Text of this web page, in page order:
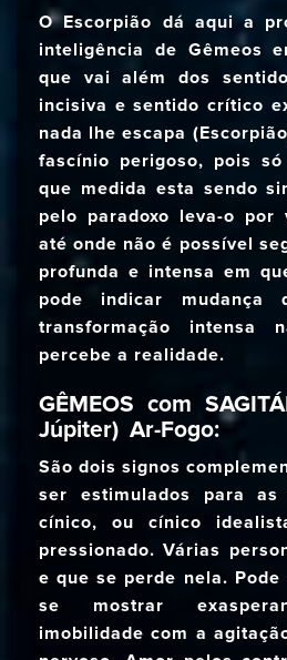
O Escorpião dá aqui a
inteligência de Gêmeos
que vai além dos
incisiva e sentido crítico
nada lhe escapa
fascínio perigoso, pois
que medida esta sendo
pelo paradoxo leva-o por
até onde não é possível
profunda e intensa em
pode indicar mudança
transformação intensa
percebe a realidade.
GÊMEOS com
Júpiter) Ar-Fogo:
São dois signos
ser estimulados para as
cínico, ou cínico
pressionado. Várias
e que se perde nela.
se mostrar
imobilidade com a